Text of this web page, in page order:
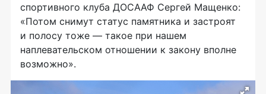
спортивного клуба ДОСААФ Сергей Мащенко:
«Потом снимут статус памятника и застроят
и полосу тоже — такое при нашем
наплевательском отношении к закону вполне
возможно».